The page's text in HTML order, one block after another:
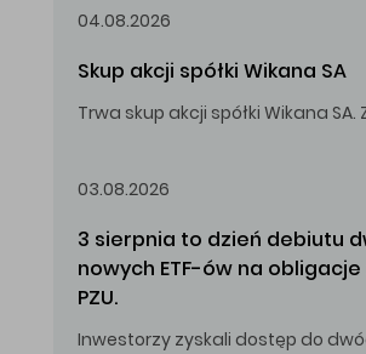
04.08.2026
Skup akcji spółki Wikana SA
03.08.2026
3 sierpnia to dzień debiutu
nowych ETF-ów na obligacje
PZU.